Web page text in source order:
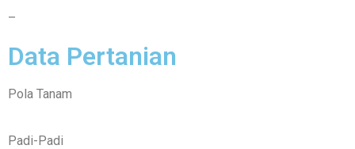
–
Data Pertanian
Pola Tanam
Padi-Padi